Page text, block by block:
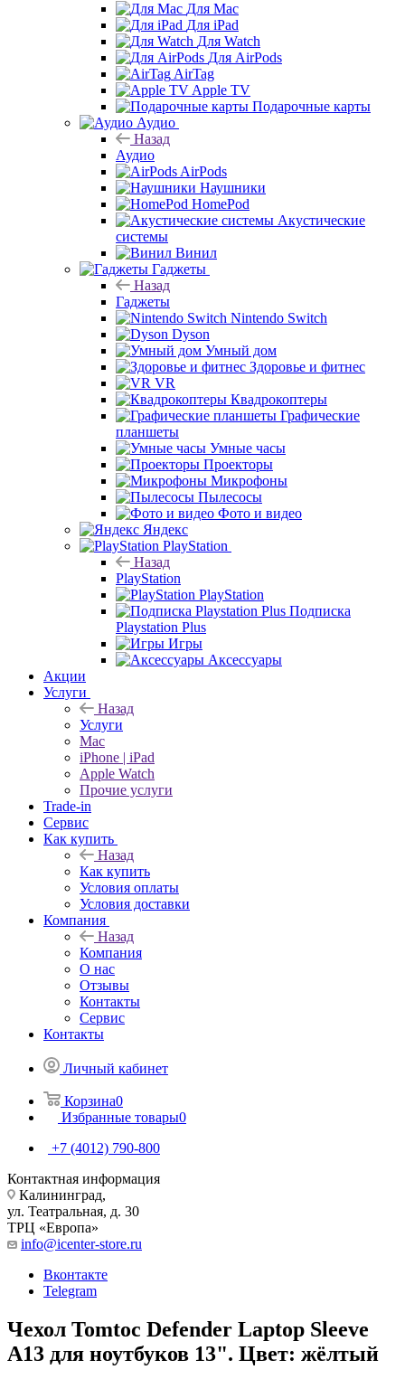
Для Mac
Для iPad
Для Watch
Для AirPods
AirTag
Apple TV
Подарочные карты
Аудио
Назад
Аудио
AirPods
Наушники
HomePod
Акустические
системы
Винил
Гаджеты
Назад
Гаджеты
Nintendo Switch
Dyson
Умный дом
Здоровье и фитнес
VR
Квадрокоптеры
Графические
планшеты
Умные часы
Проекторы
Микрофоны
Пылесосы
Фото и видео
Яндекс
PlayStation
Назад
PlayStation
PlayStation
Подписка
Playstation Plus
Игры
Аксессуары
Акции
Услуги
Назад
Услуги
Mac
iPhone | iPad
Apple Watch
Прочие услуги
Trade-in
Сервис
Как купить
Назад
Как купить
Условия оплаты
Условия доставки
Компания
Назад
Компания
О нас
Отзывы
Контакты
Сервис
Контакты
Личный кабинет
Корзина0
Избранные товары0
+7 (4012) 790-800
Контактная информация
Калининград,
ул. Театральная, д. 30
ТРЦ «Европа»
info@icenter-store.ru
Вконтакте
Telegram
Чехол Tomtoc Defender Laptop Sleeve
A13 для ноутбуков 13". Цвет: жёлтый